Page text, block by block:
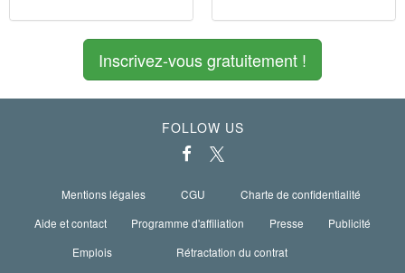
Inscrivez-vous gratuitement !
FOLLOW US
Mentions légales CGU
Charte de confidentialité
Aide et contact
Programme d'affiliation Presse
Publicité
Emplois
Rétractation du contrat